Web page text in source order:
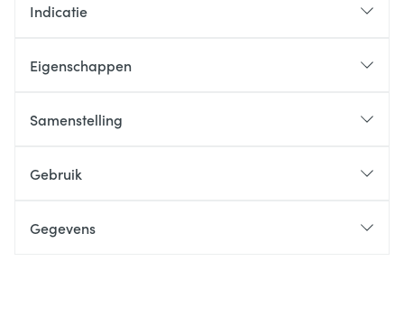
Indicatie
Eigenschappen
Samenstelling
Gebruik
Gegevens